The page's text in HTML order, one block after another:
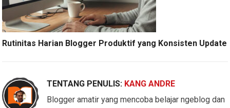
Rutinitas Harian Blogger Produktif yang Konsisten Update
TENTANG PENULIS: KANG ANDRE
Blogger amatir yang mencoba belajar ngeblog dan